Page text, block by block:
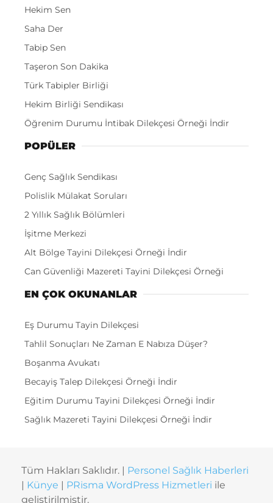
Hekim Sen
Saha Der
Tabip Sen
Taşeron Son Dakika
Türk Tabipler Birliği
Hekim Birliği Sendikası
Öğrenim Durumu İntibak Dilekçesi Örneği İndir
POPÜLER
Genç Sağlık Sendikası
Polislik Mülakat Soruları
2 Yıllık Sağlık Bölümleri
İşitme Merkezi
Alt Bölge Tayini Dilekçesi Örneği İndir
Can Güvenliği Mazereti Tayini Dilekçesi Örneği
EN ÇOK OKUNANLAR
Eş Durumu Tayin Dilekçesi
Tahlil Sonuçları Ne Zaman E Nabıza Düşer?
Boşanma Avukatı
Becayiş Talep Dilekçesi Örneği İndir
Eğitim Durumu Tayini Dilekçesi Örneği İndir
Sağlık Mazereti Tayini Dilekçesi Örneği İndir
Tüm Hakları Saklıdır. | Personel Sağlık Haberleri
| Künye | PRisma WordPress Hizmetleri ile
geliştirilmiştir.